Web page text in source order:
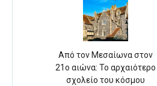
Από τον Μεσαίωνα στον
21ο αιώνα: Το αρχαιότερο
σχολείο του κόσμου